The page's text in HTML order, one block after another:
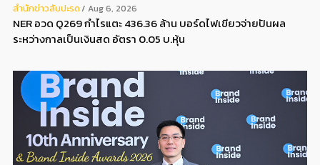
สํานักข่าวสับปะรด Aug 6, 2026
NER อวด Q269 กำไรแตะ 436.36 ล้าน บอร์ดไฟเขียวจ่ายปันผล
ระหว่างกาลเป็นเงินสด อัตรา 0.05 บ.หุ้น